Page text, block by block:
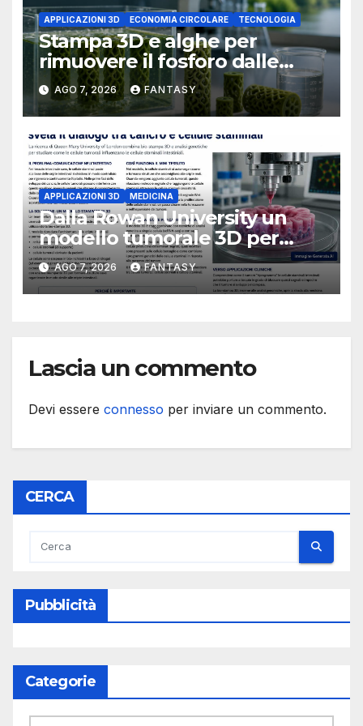
APPLICAZIONI 3D ECONOMIA CIRCOLARE TECNOLOGIA
Stampa 3D e alghe per
rimuovere il fosforo dalle
acque il progetto della
Florida Atlantic University
AGO 7, 2026 FANTASY
APPLICAZIONI 3D MEDICINA
Dalla Rowan University un
modello tumorale 3D per
studiare il dialogo tra cancro
e cellule staminali
AGO 7, 2026 FANTASY
Lascia un commento
Devi essere connesso per inviare un commento.
CERCA
Pubblicità
Categorie